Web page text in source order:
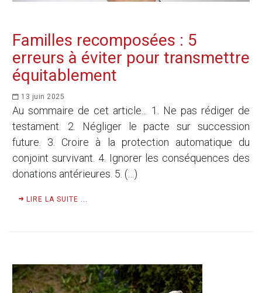
Familles recomposées : 5
erreurs à éviter pour transmettre
équitablement
13 juin 2025
Au sommaire de cet article... 1. Ne pas rédiger de
testament. 2. Négliger le pacte sur succession
future. 3. Croire à la protection automatique du
conjoint survivant. 4. Ignorer les conséquences des
donations antérieures. 5. (…)
LIRE LA SUITE ...